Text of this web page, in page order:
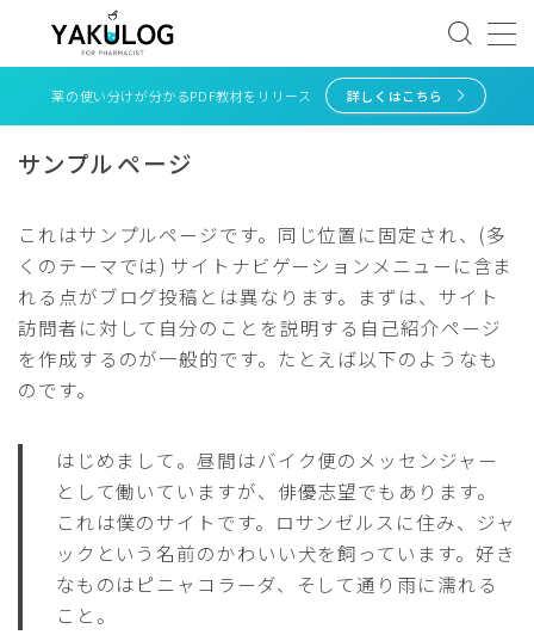
MENU
ホーム
薬剤師転職
新人薬剤師
薬剤師国家試験
薬の使い分けが分かるPDF教材をリリース 詳しくはこちら
サンプルページ
これはサンプルページです。同じ位置に固定され、(多
くのテーマでは) サイトナビゲーションメニューに含ま
れる点がブログ投稿とは異なります。まずは、サイト
訪問者に対して自分のことを説明する自己紹介ページ
を作成するのが一般的です。たとえば以下のようなも
のです。
はじめまして。昼間はバイク便のメッセンジャー
として働いていますが、俳優志望でもあります。
これは僕のサイトです。ロサンゼルスに住み、ジャ
ックという名前のかわいい犬を飼っています。好き
なものはピニャコラーダ、そして通り雨に濡れる
こと。